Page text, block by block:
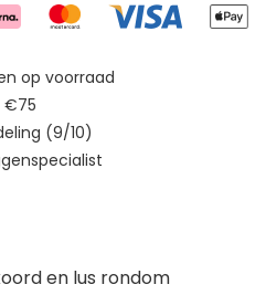
op voorraad
€75
(9/10)
en lus rondom